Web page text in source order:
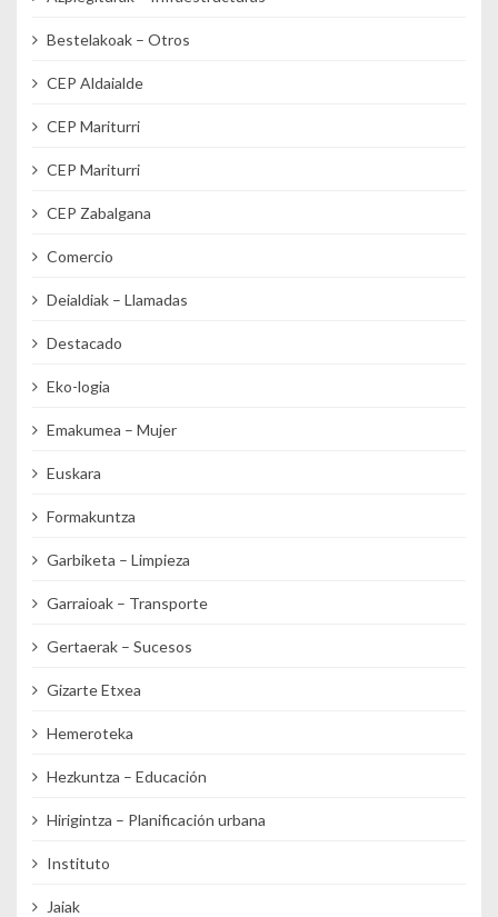
Bestelakoak – Otros
CEP Aldaialde
CEP Mariturri
CEP Mariturri
CEP Zabalgana
Comercio
Deialdiak – Llamadas
Destacado
Eko-logia
Emakumea – Mujer
Euskara
Formakuntza
Garbiketa – Limpieza
Garraioak – Transporte
Gertaerak – Sucesos
Gizarte Etxea
Hemeroteka
Hezkuntza – Educación
Hirigintza – Planificación urbana
Instituto
Jaiak